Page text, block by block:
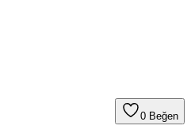
0 Beğen